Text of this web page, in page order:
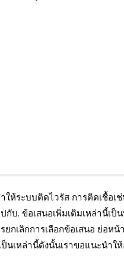
ห้ระบบติดไวรัส การติดเชื้อ
บ. ข้อเสนอเพิ่มเติมเหล่านี้เป็
กเลิกการเลือกข้อเสนอ ย่อหน้
เหล่านี้ดังนั้นเราขอแนะนําให้